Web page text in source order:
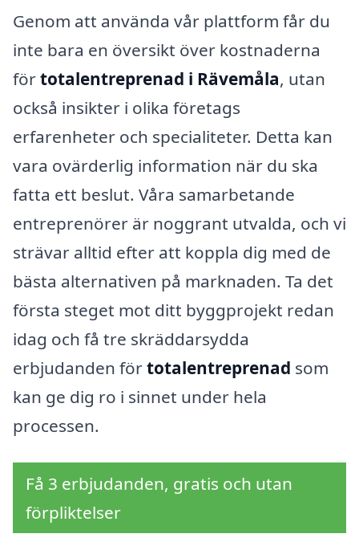
Genom att använda vår plattform får du
inte bara en översikt över kostnaderna
förtotalentreprenad i Rävemåla, utan
också insikter i olika företags
erfarenheter och specialiteter. Detta kan
vara ovärderlig information när du ska
fatta ett beslut. Våra samarbetande
entreprenörer är noggrant utvalda, och vi
strävar alltid efter att koppla dig med de
bästa alternativen på marknaden. Ta det
första steget mot ditt byggprojekt redan
idag och få tre skräddarsydda
erbjudanden förtotalentreprenad som
kan ge dig ro i sinnet under hela
processen.
Få 3 erbjudanden, gratis och utan
förpliktelser